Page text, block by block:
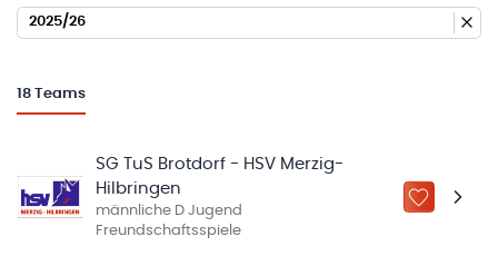
2025/26
18 Teams
SG TuS Brotdorf - HSV Merzig-
Hilbringen
männliche D Jugend
Freundschaftsspiele
ZU „MEINE